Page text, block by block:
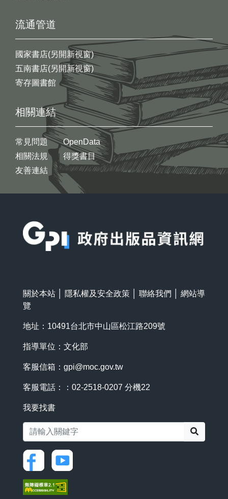
流通管道
國家書店(另開新視窗)
五南書店(另開新視窗)
寄存圖書館
相關連結
常見問題
相關法規
友善連結
OpenData
得獎書目
關於本站 隱私權及安全政策 聯絡我們
網站導
覽
地址：10491台北市中山區松江路209號
指導單位：文化部
客服信箱： gpi@moc.gov.tw
客服電話：：02-2518-0207 分機22
我要找書